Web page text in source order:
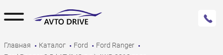
Главная Каталог Ford
Ford Ranger